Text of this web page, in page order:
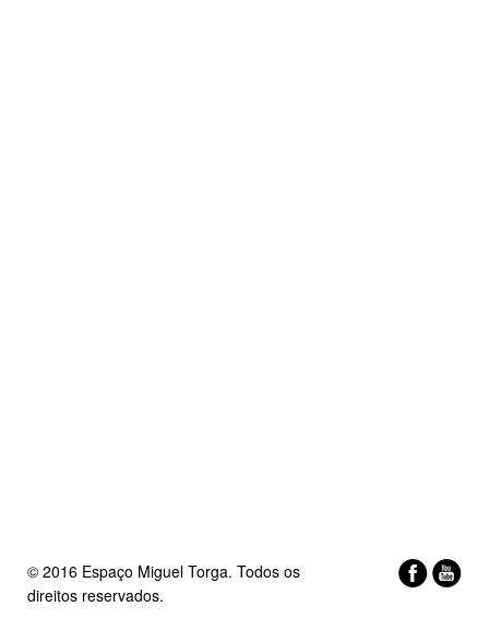
© 2016 Espaço Miguel Torga. Todos os
direitos reservados.